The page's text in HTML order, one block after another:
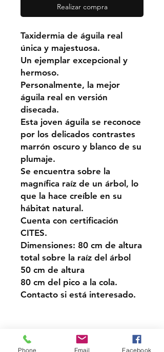
Realizar compra
Taxidermia de águila real
única y majestuosa.
Un ejemplar excepcional y
hermoso.
Personalmente, la mejor
águila real en versión
disecada.
Esta joven águila se reconoce
por los delicados contrastes
marrón oscuro y blanco de su
plumaje.
Se encuentra sobre la
magnífica raíz de un árbol, lo
que la hace creíble en su
hábitat natural.
Cuenta con certificación
CITES.
Dimensiones: 80 cm de altura
total sobre la raíz del árbol
50 cm de altura
80 cm del pico a la cola.
Contacto si está interesado.
Soporte
Phone Email Facebook